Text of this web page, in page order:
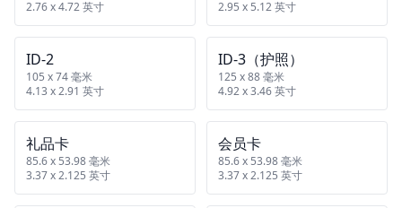
2.76 x 4.72 英寸
2.95 x 5.12 英寸
ID‑2
105 x 74 毫米
4.13 x 2.91 英寸
ID‑3（护照）
125 x 88 毫米
4.92 x 3.46 英寸
礼品卡
85.6 x 53.98 毫米
3.37 x 2.125 英寸
会员卡
85.6 x 53.98 毫米
3.37 x 2.125 英寸